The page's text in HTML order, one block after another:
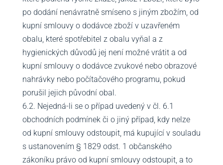
po dodání nenávratně smíseno s jiným zbožím, od
kupní smlouvy o dodávce zboží v uzavřeném
obalu, které spotřebitel z obalu vyňal a z
hygienických důvodů jej není možné vrátit a od
kupní smlouvy o dodávce zvukové nebo obrazové
nahrávky nebo počítačového programu, pokud
porušil jejich původní obal.
6.2. Nejedná-li se o případ uvedený v čl. 6.1
obchodních podmínek či o jiný případ, kdy nelze
od kupní smlouvy odstoupit, má kupující v souladu
s ustanovením § 1829 odst. 1 občanského
zákoníku právo od kupní smlouvy odstoupit, a to